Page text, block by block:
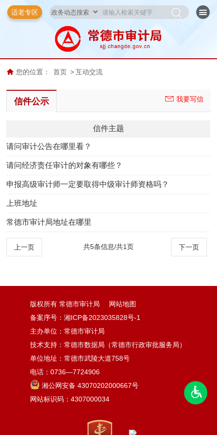
适老专区
您的位置： 首页 > 互动交流
我要写信
信件公示
信件主题
请问审计公告在哪里看？
请问经济责任审计的对象有哪些？
申报高级审计师一定要取得中级审计师资格吗？
上班地址
常德市审计局地址在哪里
上一页 下一页
共5条信息/共1页
版权所有 常德市审计局
网站地图
备案序号：湘ICP备2023035828号-1
主办单位：常德市审计局
技术支持：常德市数据局（常德市行政审批服务局）
单位地址：常德市武陵大道758号
电话：0736—7724906
湘公网安备 43070202000667号
网站标识码：4307000034